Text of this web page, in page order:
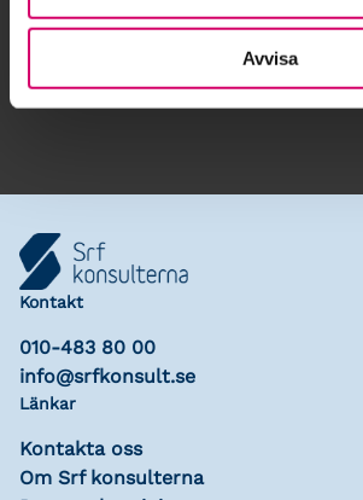
Avvisa
Gå till kalendariet
Kontakt
010-483 80 00
info@srfkonsult.se
Länkar
Kontakta oss
Om Srf konsulterna